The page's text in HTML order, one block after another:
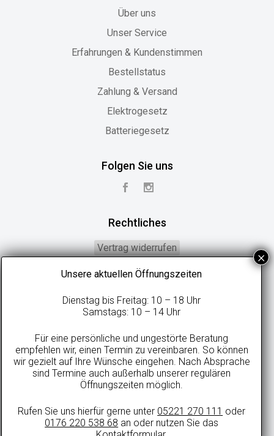
Über uns
Unser Service
Erfahrungen & Kundenstimmen
Bestellstatus
Zahlung & Versand
Elektrogesetz
Batteriegesetz
Folgen Sie uns
Rechtliches
Vertrag widerrufen
Widerrufsbelehrung
Datenschutzerklärung
Impressum
Versandkosten.
© 2021 sweetdreamsbetten.de
Unsere aktuellen Öffnungszeiten
Dienstag bis Freitag: 10 – 18 Uhr
Samstags: 10 – 14 Uhr
Für eine persönliche und ungestörte Beratung
empfehlen wir, einen Termin zu vereinbaren. So können
wir gezielt auf Ihre Wünsche eingehen. Nach Absprache
sind Termine auch außerhalb unserer regulären
Öffnungszeiten möglich.
Rufen Sie uns hierfür gerne unter 05221 270 111 oder
0176 220 538 68 an oder nutzen Sie das